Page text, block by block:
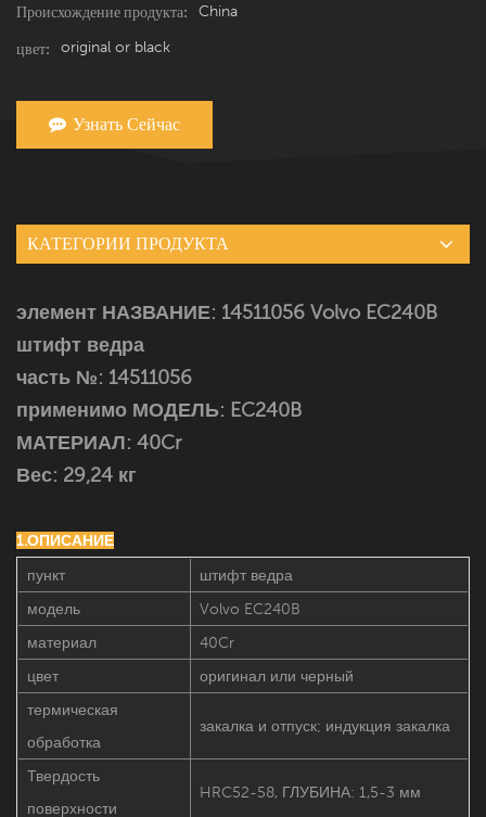
Происхождение продукта: China
цвет: original or black
Узнать Сейчас
КАТЕГОРИИ ПРОДУКТА
элемент НАЗВАНИЕ: 14511056 Volvo EC240B
штифт ведра
часть №: 14511056
применимо МОДЕЛЬ: EC240B
МАТЕРИАЛ: 40Cr
Вес: 29,24 кг
1.ОПИСАНИЕ
пункт
штифт ведра
модель
Volvo EC240B
материал
40Cr
цвет
оригинал или черный
термическая
обработка
закалка и отпуск; индукция закалка
Твердость
поверхности
HRC52-58, ГЛУБИНА: 1,5-3 мм